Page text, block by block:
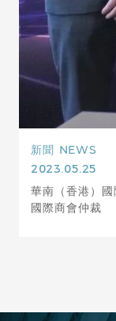
新聞 NEWS
2023.05.25
華南（香港）
國際商會仲裁